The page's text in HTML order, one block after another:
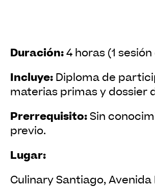
Duración:4 horas (1
Incluye: Diploma de
materias primas y dossier
Prerrequisito:Sin
previo.
Lugar:
Culinary Santiago, Avenida La Dehesa